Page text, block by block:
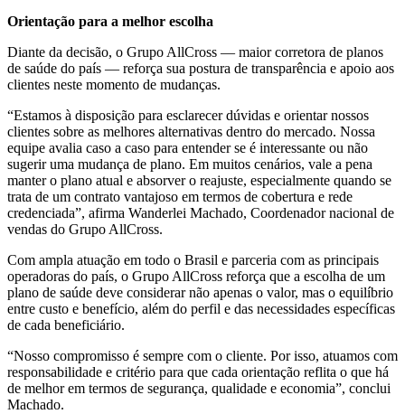
Orientação para a melhor escolha
Diante da decisão, o Grupo AllCross — maior corretora de planos
de saúde do país — reforça sua postura de transparência e apoio aos
clientes neste momento de mudanças.
“Estamos à disposição para esclarecer dúvidas e orientar nossos
clientes sobre as melhores alternativas dentro do mercado. Nossa
equipe avalia caso a caso para entender se é interessante ou não
sugerir uma mudança de plano. Em muitos cenários, vale a pena
manter o plano atual e absorver o reajuste, especialmente quando se
trata de um contrato vantajoso em termos de cobertura e rede
credenciada”, afirma Wanderlei Machado, Coordenador nacional de
vendas do Grupo AllCross.
Com ampla atuação em todo o Brasil e parceria com as principais
operadoras do país, o Grupo AllCross reforça que a escolha de um
plano de saúde deve considerar não apenas o valor, mas o equilíbrio
entre custo e benefício, além do perfil e das necessidades específicas
de cada beneficiário.
“Nosso compromisso é sempre com o cliente. Por isso, atuamos com
responsabilidade e critério para que cada orientação reflita o que há
de melhor em termos de segurança, qualidade e economia”, conclui
Machado.